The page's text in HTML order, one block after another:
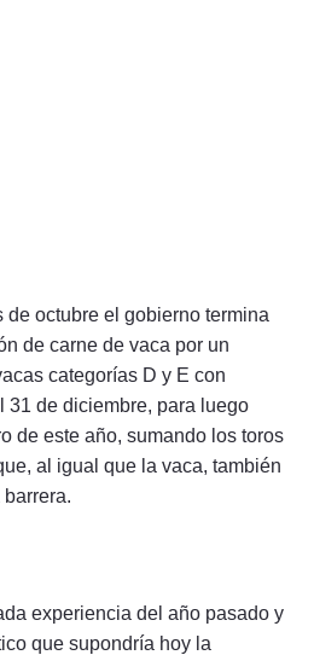
de octubre el gobierno termina
de carne de vaca por un
categorías D y E con
31 de diciembre, para luego
de este año, sumando los toros
al igual que la vaca, también
experiencia del año pasado y
que supondría hoy la